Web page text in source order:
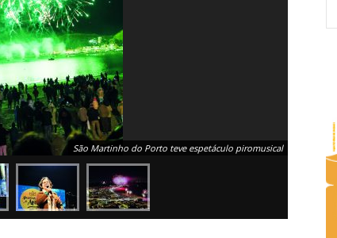
São Martinho do Porto teve espetáculo piromusical